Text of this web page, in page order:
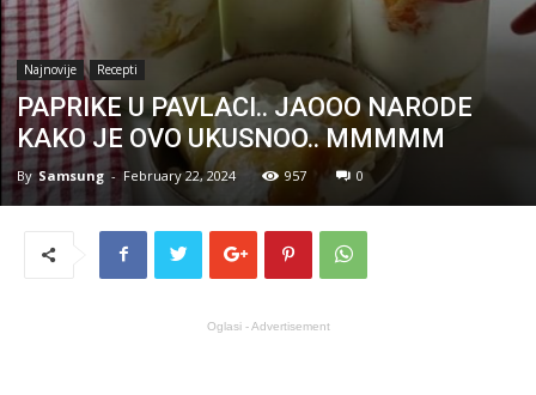
Najnovije Recepti
PAPRIKE U PAVLACI.. JAOOO NARODE
KAKO JE OVO UKUSNOO.. MMMMM
By Samsung - February 22, 2024 957 0
Oglasi - Advertisement